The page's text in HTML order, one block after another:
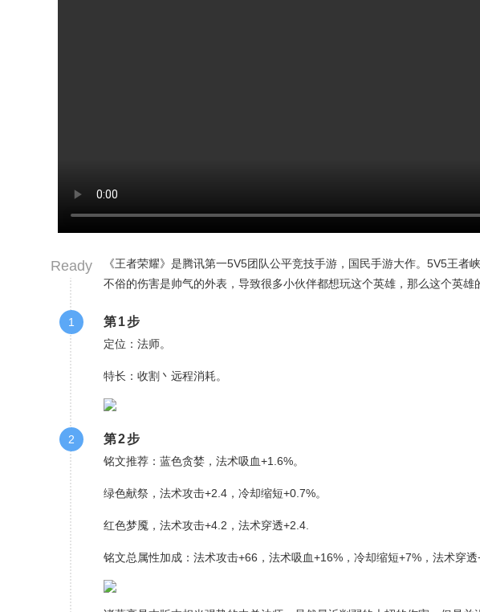
Ready
《王者荣耀》是腾讯第一5V5团队公平竞技手游，国民手游大作。5V5王
不俗的伤害是帅气的外表，导致很多小伙伴都想玩这个英雄，那么这个英雄
1 第1步
定位：法师。
特长：收割丶远程消耗。
2 第2步
铭文推荐：蓝色贪婪，法术吸血+1.6%。
绿色献祭，法术攻击+2.4，冷却缩短+0.7%。
红色梦魇，法术攻击+4.2，法术穿透+2.4.
铭文总属性加成：法术攻击+66，法术吸血+16%，冷却缩短+7%，法术穿透